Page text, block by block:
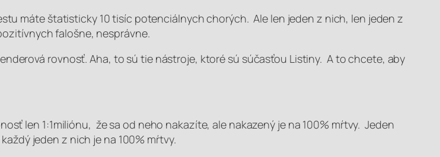
máte štatisticky 10 tisíc potenciálnych chorých. Ale len jeden z nich, len jeden z
falošne, nesprávne.
rovnosť. Aha, to sú tie nástroje, ktoré sú súčasťou Listiny. A to chcete, aby
len 1:1miliónu, že sa od neho nakazíte, ale nakazený je na 100% mŕtvy. Jeden
jeden z nich je na 100% mŕtvy.